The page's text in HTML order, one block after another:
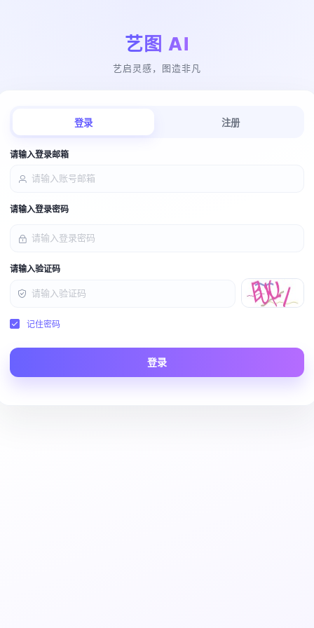
艺图 AI
艺启灵感，图造非凡
登录 注册
请输入登录邮箱
请输入登录密码
请输入验证码
记住密码
登录